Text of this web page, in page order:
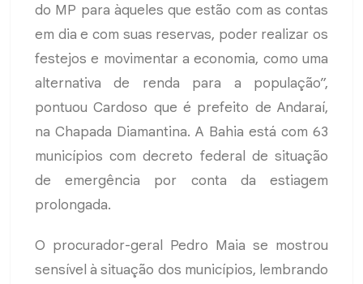
do MP para àqueles que estão com as contas
em dia e com suas reservas, poder realizar os
festejos e movimentar a economia, como uma
alternativa de renda para a população”,
pontuou Cardoso que é prefeito de Andaraí,
na Chapada Diamantina. A Bahia está com 63
municípios com decreto federal de situação
de emergência por conta da estiagem
prolongada.
O procurador-geral Pedro Maia se mostrou
sensível à situação dos municípios, lembrando